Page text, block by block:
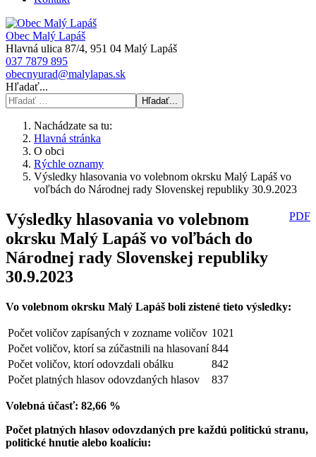
Obec Malý Lapáš
Hlavná ulica 87/4, 951 04 Malý Lapáš
037 7879 895
obecnyurad@malylapas.sk
Hľadať...
Hľadať...
Nachádzate sa tu:
Hlavná stránka
O obci
Rýchle oznamy
Výsledky hlasovania vo volebnom okrsku Malý Lapáš vo
voľbách do Národnej rady Slovenskej republiky 30.9.2023
PDF
Výsledky hlasovania vo volebnom
okrsku Malý Lapáš vo voľbách do
Národnej rady Slovenskej republiky
30.9.2023
Vo volebnom okrsku Malý Lapáš boli zistené tieto výsledky:
Počet voličov zapísaných v zozname voličov 1021
Počet voličov, ktorí sa zúčastnili na hlasovaní 844
Počet voličov, ktorí odovzdali obálku
842
Počet platných hlasov odovzdaných hlasov
837
Volebná účasť: 82,66 %
Počet platných hlasov odovzdaných pre každú politickú stranu,
politické hnutie alebo koalíciu: